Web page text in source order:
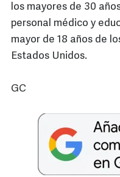
los mayores de 30
personal médico y
mayor de 18 años de
Estados Unidos.
GC